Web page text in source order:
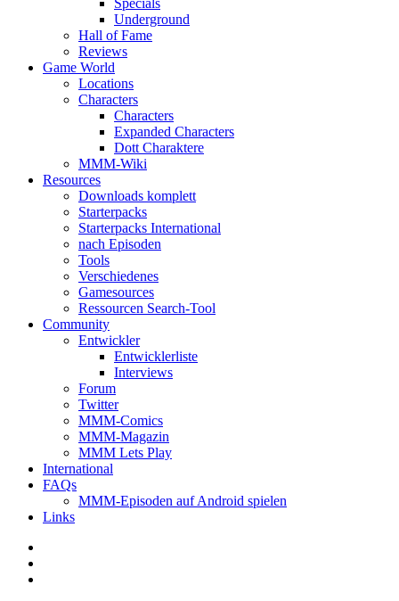
Specials
Underground
Hall of Fame
Reviews
Game World
Locations
Characters
Characters
Expanded Characters
Dott Charaktere
MMM-Wiki
Resources
Downloads komplett
Starterpacks
Starterpacks International
nach Episoden
Tools
Verschiedenes
Gamesources
Ressourcen Search-Tool
Community
Entwickler
Entwicklerliste
Interviews
Forum
Twitter
MMM-Comics
MMM-Magazin
MMM Lets Play
International
FAQs
MMM-Episoden auf Android spielen
Links